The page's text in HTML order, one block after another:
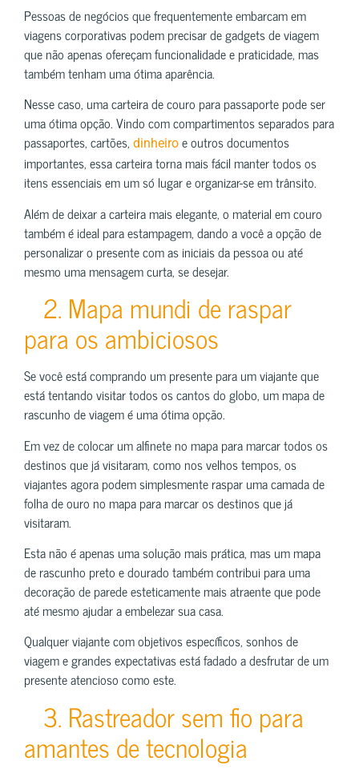
Pessoas de negócios que frequentemente embarcam em
viagens corporativas podem precisar de gadgets de viagem
que não apenas ofereçam funcionalidade e praticidade, mas
também tenham uma ótima aparência.
Nesse caso, uma carteira de couro para passaporte pode ser
uma ótima opção. Vindo com compartimentos separados para
passaportes, cartões, dinheiro e outros documentos
importantes, essa carteira torna mais fácil manter todos os
itens essenciais em um só lugar e organizar-se em trânsito.
Além de deixar a carteira mais elegante, o material em couro
também é ideal para estampagem, dando a você a opção de
personalizar o presente com as iniciais da pessoa ou até
mesmo uma mensagem curta, se desejar.
2. Mapa mundi de raspar
para os ambiciosos
Se você está comprando um presente para um viajante que
está tentando visitar todos os cantos do globo, um mapa de
rascunho de viagem é uma ótima opção.
Em vez de colocar um alfinete no mapa para marcar todos os
destinos que já visitaram, como nos velhos tempos, os
viajantes agora podem simplesmente raspar uma camada de
folha de ouro no mapa para marcar os destinos que já
visitaram.
Esta não é apenas uma solução mais prática, mas um mapa
de rascunho preto e dourado também contribui para uma
decoração de parede esteticamente mais atraente que pode
até mesmo ajudar a embelezar sua casa.
Qualquer viajante com objetivos específicos, sonhos de
viagem e grandes expectativas está fadado a desfrutar de um
presente atencioso como este.
3. Rastreador sem fio para
amantes de tecnologia